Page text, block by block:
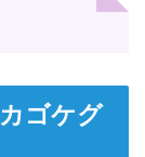
ゴケグ